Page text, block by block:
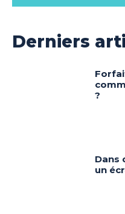
Derniers
?
Dans
un